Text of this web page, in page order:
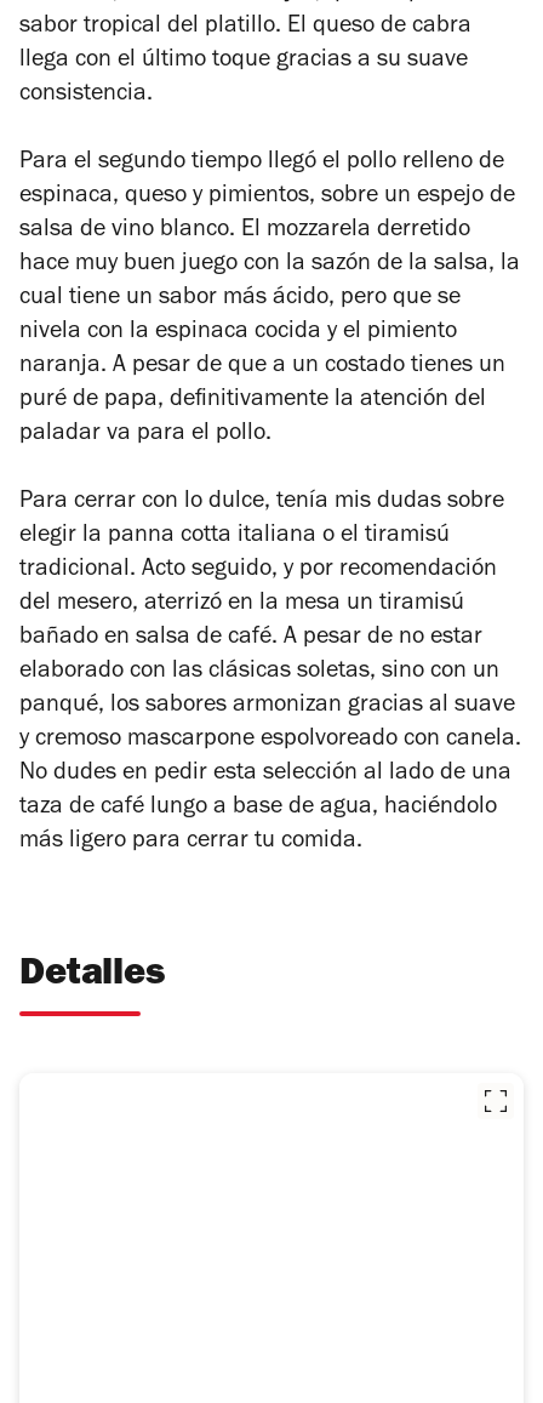
sabor tropical del platillo. El queso de cabra
llega con el último toque gracias a su suave
consistencia.
Para el segundo tiempo llegó el pollo relleno de
espinaca, queso y pimientos, sobre un espejo de
salsa de vino blanco. El mozzarela derretido
hace muy buen juego con la sazón de la salsa, la
cual tiene un sabor más ácido, pero que se
nivela con la espinaca cocida y el pimiento
naranja. A pesar de que a un costado tienes un
puré de papa, definitivamente la atención del
paladar va para el pollo.
Para cerrar con lo dulce, tenía mis dudas sobre
elegir la panna cotta italiana o el tiramisú
tradicional. Acto seguido, y por recomendación
del mesero, aterrizó en la mesa un tiramisú
bañado en salsa de café. A pesar de no estar
elaborado con las clásicas soletas, sino con un
panqué, los sabores armonizan gracias al suave
y cremoso mascarpone espolvoreado con canela.
No dudes en pedir esta selección al lado de una
taza de café lungo a base de agua, haciéndolo
más ligero para cerrar tu comida.
Detalles